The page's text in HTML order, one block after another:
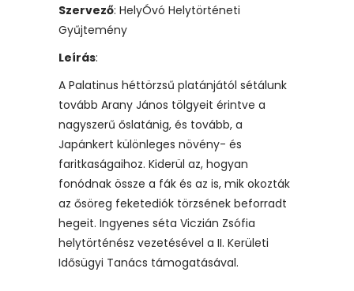
Szervező: HelyÓvó Helytörténeti
Gyűjtemény
Leírás:
A Palatinus héttörzsű platánjától sétálunk
tovább Arany János tölgyeit érintve a
nagyszerű őslatánig, és tovább, a
Japánkert különleges növény- és
faritkaságaihoz. Kiderül az, hogyan
fonódnak össze a fák és az is, mik okozták
az ősöreg feketediók törzsének beforradt
hegeit. Ingyenes séta Viczián Zsófia
helytörténész vezetésével a II. Kerületi
Idősügyi Tanács támogatásával.